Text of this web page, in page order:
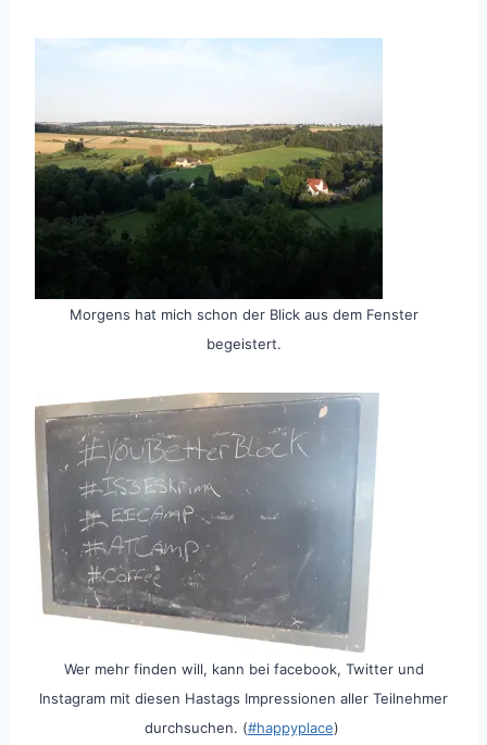
Morgens hat mich schon der Blick aus dem Fenster
begeistert.
Wer mehr finden will, kann bei facebook, Twitter und
Instagram mit diesen Hastags Impressionen aller Teilnehmer
durchsuchen. (#happyplace)